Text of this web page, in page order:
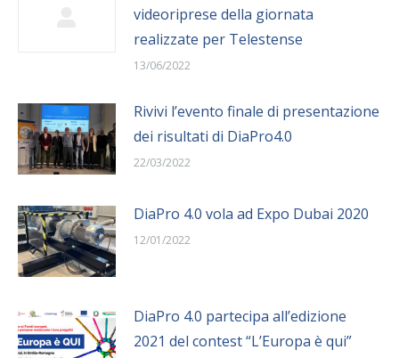
videoriprese della giornata
realizzate per Telestense
13/06/2022
Rivivi l’evento finale di presentazione
dei risultati di DiaPro4.0
22/03/2022
DiaPro 4.0 vola ad Expo Dubai 2020
12/01/2022
DiaPro 4.0 partecipa all’edizione
2021 del contest “L’Europa è qui”